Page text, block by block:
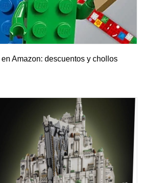
Amazon: descuentos y chollos